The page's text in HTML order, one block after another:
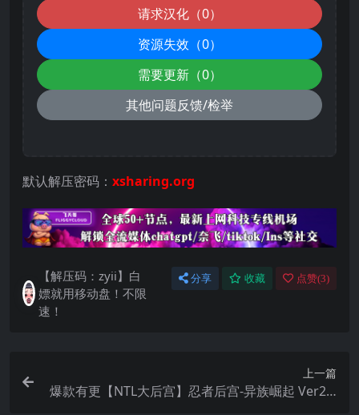
请求汉化（0）
资源失效（0）
需要更新（0）
其他问题反馈/检举
默认解压密码： xsharing.org
【解压码：zyii】白
嫖就用移动盘！不限
速！
分享 收藏 点赞(3)
上一篇
爆款有更【NTL大后宫】忍者后宫-异族崛起 Ver2.3